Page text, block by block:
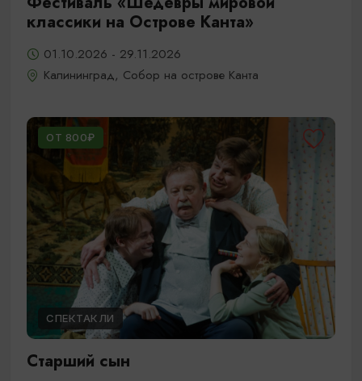
классики на Острове Канта»
01.10.2026 - 29.11.2026
Калининград, Собор на острове Канта
ОТ 800₽
СПЕКТАКЛИ
Старший сын